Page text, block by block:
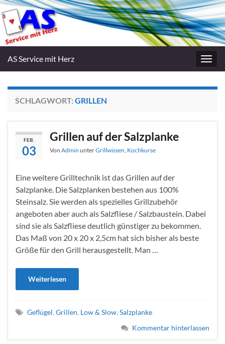
AS Service mit Herz
SCHLAGWORT: GRILLEN
FEB.
03
Grillen auf der Salzplanke
Von Admin unterGrillwissen, Kochkurse
Eine weitere Grilltechnik ist das Grillen auf der
Salzplanke. Die Salzplanken bestehen aus 100%
Steinsalz. Sie werden als spezielles Grillzubehör
angeboten aber auch als Salzfliese / Salzbaustein. Dabei
sind sie als Salzfliese deutlich günstiger zu bekommen.
Das Maß von 20 x 20 x 2,5cm hat sich bisher als beste
Größe für den Grill herausgestellt. Man …
Weiterlesen
Geflügel, Grillen, Low & Slow, Salzplanke
Kommentar hinterlassen